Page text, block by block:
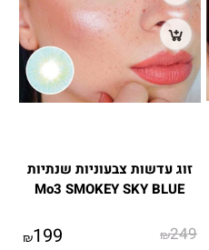
זוג עדשות צבעוניות שנתיות
Mo3 SMOKEY SKY BLUE
₪249
₪199